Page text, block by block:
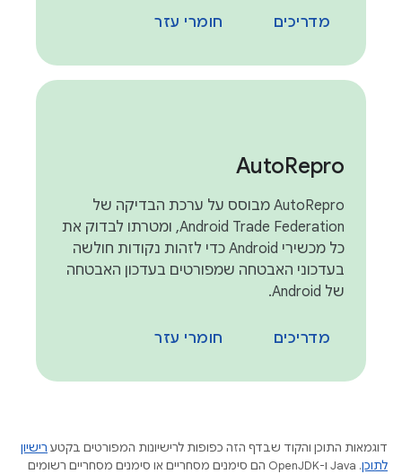
מדריכים חומרי עזר
AutoRepro
AutoRepro מבוסס על ערכת הבדיקה של
Android Trade Federation, ומטרתו לבדוק את
כל מכשירי Android כדי לזהות נקודות חולשה
בעדכוני האבטחה שמפורטים בעדכון האבטחה
של Android.
מדריכים חומרי עזר
דוגמאות התוכן והקוד שבדף הזה כפופות לרישיונות המפורטים בקטע רישיון
לתוכן
.‏ Java ו-OpenJDK הם סימנים מסחריים או סימנים מסחריים רשומים